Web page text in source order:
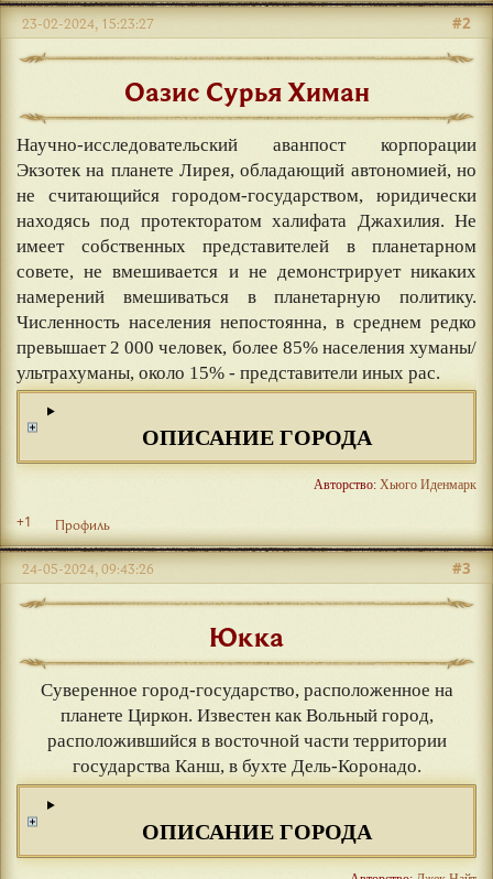
#2
23-02-2024, 15:23:27
Оазис Сурья Химан
Научно-исследовательский аванпост корпорации
Экзотек на планете Лирея, обладающий автономией, но
не считающийся городом-государством, юридически
находясь под протекторатом халифата Джахилия. Не
имеет собственных представителей в планетарном
совете, не вмешивается и не демонстрирует никаких
намерений вмешиваться в планетарную политику.
Численность населения непостоянна, в среднем редко
превышает 2 000 человек, более 85% населения хуманы/
ультрахуманы, около 15% - представители иных рас.
ОПИСАНИЕ ГОРОДА
Авторство: Хьюго Иденмарк
+1 Профиль
#3
24-05-2024, 09:43:26
Юкка
Суверенное город-государство, расположенное на
планете Циркон. Известен как Вольный город,
расположившийся в восточной части территории
государства Канш, в бухте Дель-Коронадо.
ОПИСАНИЕ ГОРОДА